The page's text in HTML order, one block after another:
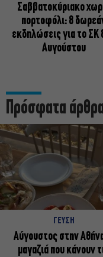
Σαββατοκύριακο
πορτοφόλι: 8
εκδηλώσεις για το ΣΚ
Αυγούστου
Πρόσφατα
ΓΕΥΣΗ
Αύγουστος στην
μαγαζιά που κάνουν